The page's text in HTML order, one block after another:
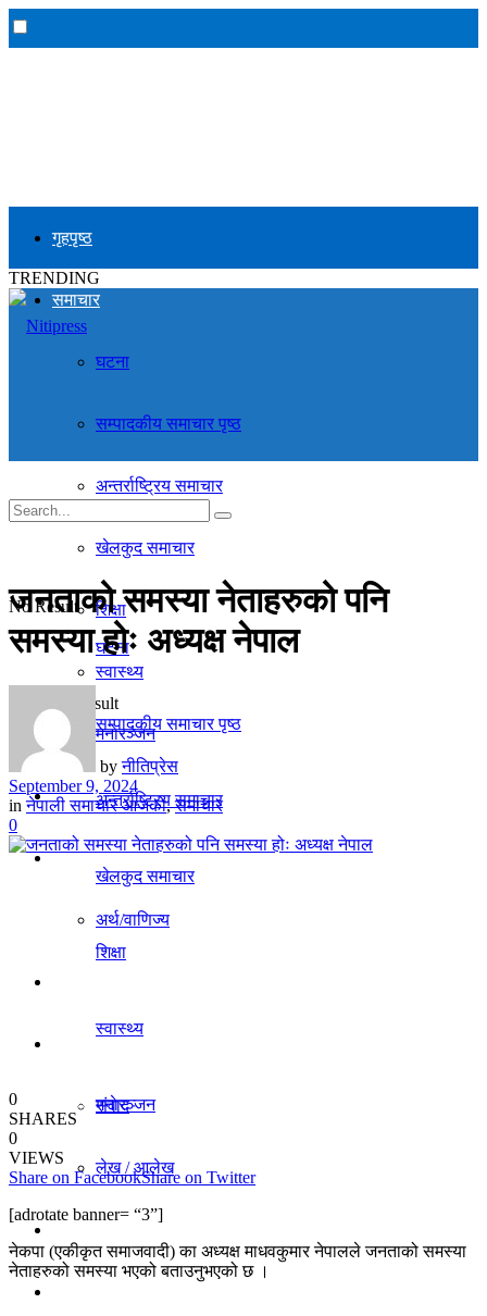
गृहपृष्ठ
समाचार
घटना
सम्पादकीय समाचार पृष्ठ
अन्तर्राष्ट्रिय समाचार
खेलकुद समाचार
शिक्षा
स्वास्थ्य
मनाेरञ्जन
राजनीति
अर्थ/वाणिज्य
अर्थ/वाणिज्य
संवाद
लेख / आलेख
TRENDING
गृहपृष्ठ
घटना
सम्पादकीय समाचार पृष्ठ
अन्तर्राष्ट्रिय समाचार
खेलकुद समाचार
शिक्षा
स्वास्थ्य
मनाेरञ्जन
राजनीति
अर्थ/वाणिज्य
No Result
View All Result
जनताको समस्या नेताहरुको पनि
समस्या होः अध्यक्ष नेपाल
by नीतिप्रेस
September 9, 2024
in नेपाली समाचार आजको,समाचार
0
0
SHARES
0
VIEWS
Share on FacebookShare on Twitter
[adrotate banner= “3”]
नेकपा (एकीकृत समाजवादी) का अध्यक्ष माधवकुमार नेपालले जनताको समस्या
नेताहरुको समस्या भएको बताउनुभएको छ ।